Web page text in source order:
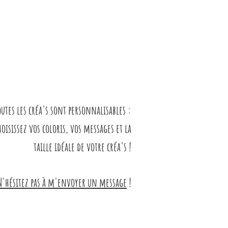
les créa's sont personnalisables :
vos coloris, vos messages et la
taille idéale de votre créa's !
pas à m'envoyer un message !